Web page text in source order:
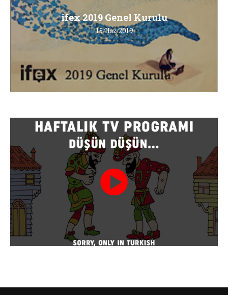
ifex 2019 Genel Kurulu
15/Haz/2019